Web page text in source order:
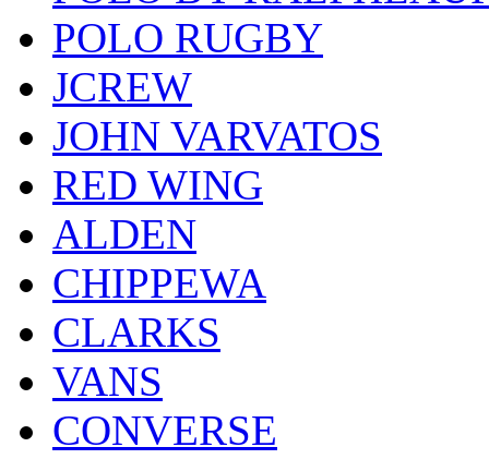
POLO RUGBY
JCREW
JOHN VARVATOS
RED WING
ALDEN
CHIPPEWA
CLARKS
VANS
CONVERSE